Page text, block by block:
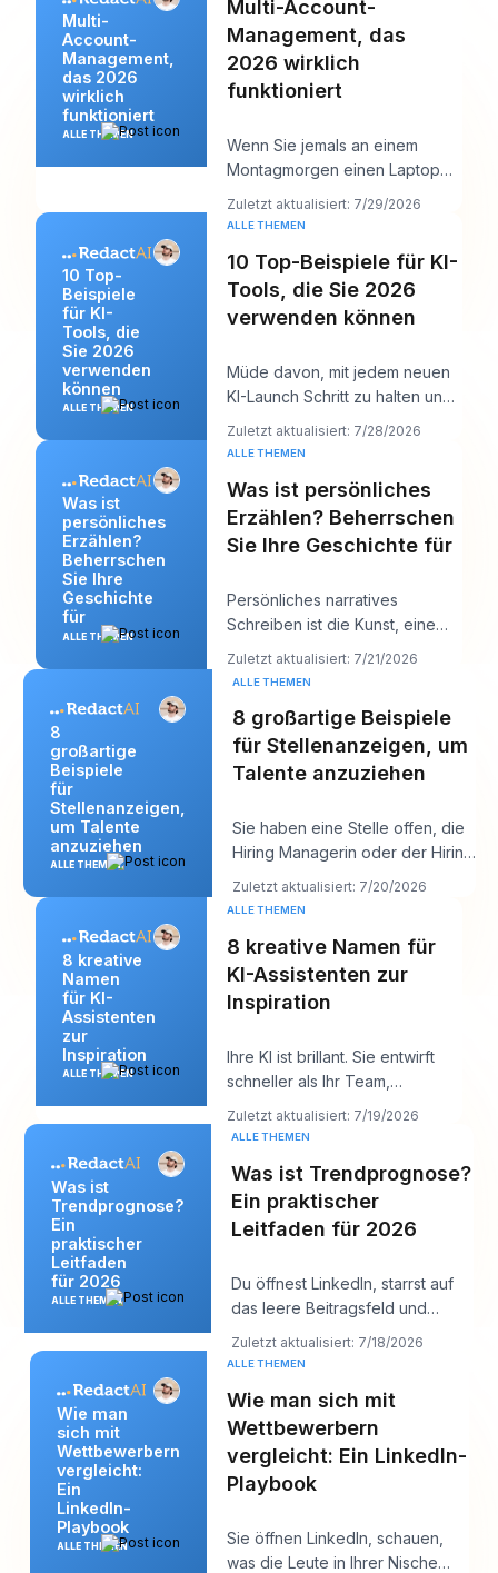
Multi-
Account-
Management,
das 2026
wirklich
funktioniert
ALLE THEMEN
Multi-Account-
Management, das
2026 wirklich
funktioniert
Wenn Sie jemals an einem
Montagmorgen einen Laptop
geöffnet und zwölf Logins,
sechs Kundenkalender,
Zuletzt aktualisiert: 7/29/2026
10 Top-
Beispiele
für KI-
Tools, die
Sie 2026
verwenden
können
ALLE THEMEN
ALLE THEMEN
10 Top-Beispiele für KI-
Tools, die Sie 2026
verwenden können
Müde davon, mit jedem neuen
KI-Launch Schritt zu halten und
trotzdem bis Mittag etwas
Vernünftiges a
Zuletzt aktualisiert: 7/28/2026
Was ist
persönliches
Erzählen?
Beherrschen
Sie Ihre
Geschichte
für
ALLE THEMEN
ALLE THEMEN
Was ist persönliches
Erzählen? Beherrschen
Sie Ihre Geschichte für
Persönliches narratives
Schreiben ist die Kunst, eine
wahre Geschichte aus dem
Zuletzt aktualisiert: 7/21/2026
8
großartige
Beispiele
für
Stellenanzeigen,
um Talente
anzuziehen
ALLE THEMEN
ALLE THEMEN
8 großartige Beispiele
für Stellenanzeigen, um
Talente anzuziehen
Sie haben eine Stelle offen, die
Hiring Managerin oder der Hiring
Manager will „starke Kandidaten
bi
Zuletzt aktualisiert: 7/20/2026
8 kreative
Namen
für KI-
Assistenten
zur
Inspiration
ALLE THEMEN
ALLE THEMEN
8 kreative Namen für
KI-Assistenten zur
Inspiration
Ihre KI ist brillant. Sie entwirft
schneller als Ihr Team,
antwortet klar und klingt
vielleicht soga
Zuletzt aktualisiert: 7/19/2026
Was ist
Trendprognose?
Ein
praktischer
Leitfaden
für 2026
ALLE THEMEN
ALLE THEMEN
Was ist Trendprognose?
Ein praktischer
Leitfaden für 2026
Du öffnest LinkedIn, starrst auf
das leere Beitragsfeld und
denkst: „Was ist meiner
Zielgruppe gerad
Zuletzt aktualisiert: 7/18/2026
Wie man
sich mit
Wettbewerbern
vergleicht:
Ein
LinkedIn-
Playbook
ALLE THEMEN
ALLE THEMEN
Wie man sich mit
Wettbewerbern
vergleicht: Ein LinkedIn-
Playbook
Sie öffnen LinkedIn, schauen,
was die Leute in Ihrer Nische